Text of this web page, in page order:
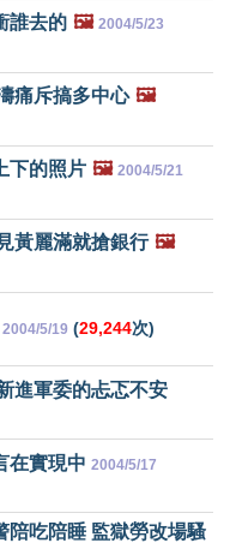
誰去的 🖼️ 2004/5/23
痛斥搞多中心 🖼️
下的照片 🖼️ 2004/5/21
黃麗滿就搶銀行 🖼️
2004/5/19 (29,244次)
進軍委的忐忑不安
在實現中 2004/5/17
陪吃陪睡 監獄勞改場騷